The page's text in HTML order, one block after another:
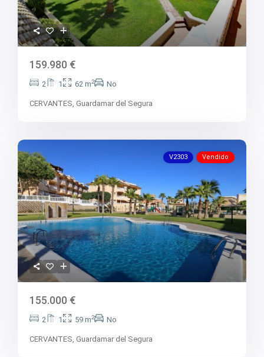
159.980 €
2 1 62 m2 No
CERVANTES,Guardamar del Segura
V2303 Vendido
155.000 €
2 1 59 m2 No
CERVANTES,Guardamar del Segura